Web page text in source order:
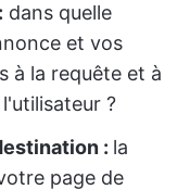
dans quelle
et vos
à la requête et à
?
: la
page de